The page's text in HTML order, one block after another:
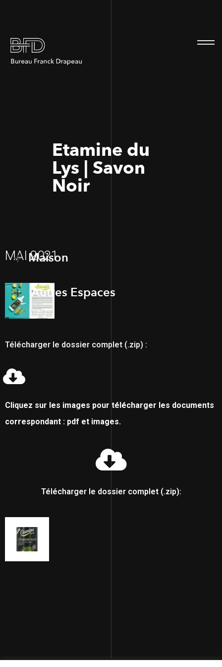
Etamine du
Lys | Savon
Noir
MAI 2021
Maison
Autres Espaces
Télécharger le dossier complet (.zip) :
Cliquez sur les images pour télécharger les documents
correspondant : pdf et images.
Télécharger le dossier complet (.zip):